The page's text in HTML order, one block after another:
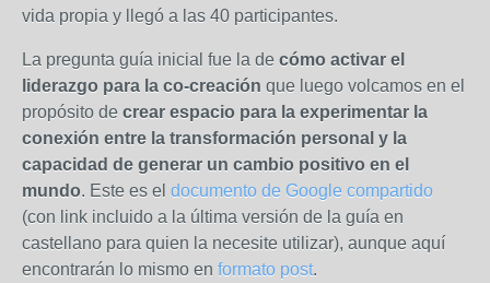
vida propia y llegó a las 40 participantes.
La pregunta guía inicial fue la de cómo activar el
liderazgo para la co-creación que luego volcamos en el
propósito de crear espacio para la experimentar la
conexión entre la transformación personal y la
capacidad de generar un cambio positivo en el
mundo. Este es el documento de Google compartido
(con link incluido a la última versión de la guía en
castellano para quien la necesite utilizar), aunque aquí
encontrarán lo mismo en formato post.